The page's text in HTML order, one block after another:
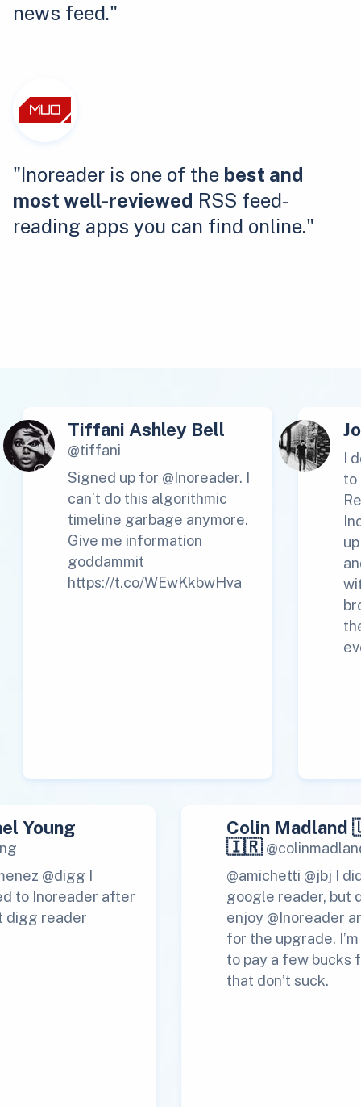
news feed."
"Inoreader is one of the best and
most well-reviewed RSS feed-
reading apps you can find online."
Tiffani Ashley Bell
@tiffani
Signed up for @Inoreader. I
can’t do this algorithmic
timeline garbage anymore.
Give me information
goddammit
https://t.co/WEwKkbwHva
I
to
Young
@digg I
to Inoreader after
digg reader
Colin
🇮🇷
@amichetti @jbj I
google reader, but
enjoy @Inoreader
for the upgrade.
to pay a few bucks
that don’t suck.